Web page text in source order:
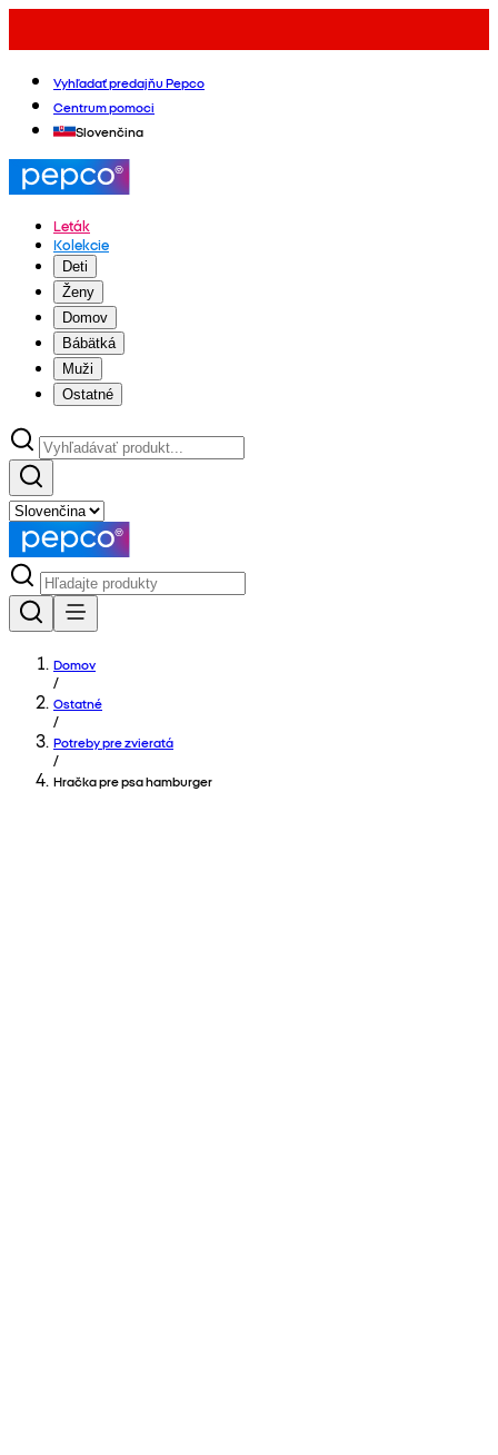
Vyhľadať predajňu Pepco
Centrum pomoci
Slovenčina
Leták
Kolekcie
Deti
Ženy
Domov
Bábätká
Muži
Ostatné
Domov
/
Ostatné
/
Potreby pre zvieratá
/
Hračka pre psa hamburger